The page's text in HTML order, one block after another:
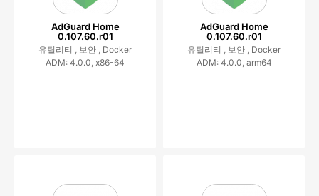
AdGuard Home
0.107.60.r01
유틸리티 , 보안 , Docker
ADM: 4.0.0, x86-64
AdGuard Home
0.107.60.r01
유틸리티 , 보안 , Docker
ADM: 4.0.0, arm64